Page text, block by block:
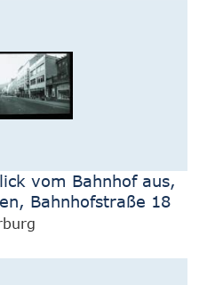
vom Bahnhof aus,
Bahnhofstraße 18